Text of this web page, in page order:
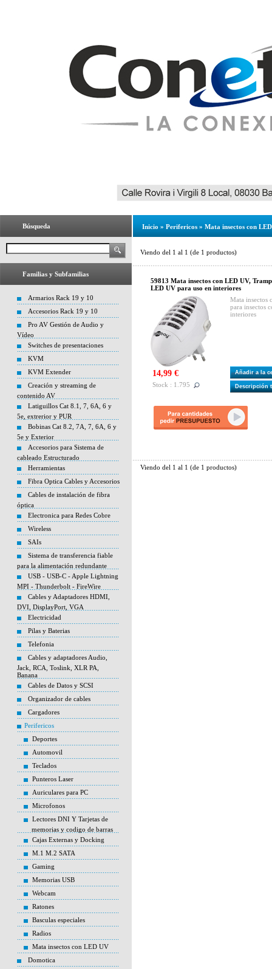
Búsqueda
Familias y Subfamilias
Armarios Rack 19 y 10
Accesorios Rack 19 y 10
Pro AV Gestión de Audio y
Vídeo
Switches de presentaciones
KVM
KVM Extender
Creación y streaming de
contenido AV
Latiguillos Cat 8.1, 7, 6A, 6 y
5e, extrerior y PUR
Bobinas Cat 8.2, 7A, 7, 6A, 6 y
5e y Exterior
Accesorios para Sistema de
cableado Estructurado
Herramientas
Fibra Optica Cables y Accesorios
Cables de instalación de fibra
óptica
Electronica para Redes Cobre
Wireless
SAIs
Sistema de transferencia fiable
para la alimentación redundante
USB - USB-C - Apple Lightning
MPI - Thunderbolt - FireWire
Cables y Adaptadores HDMI,
DVI, DisplayPort, VGA
Electricidad
Pilas y Baterias
Telefonia
Cables y adaptadores Audio,
Jack, RCA, Toslink, XLR PA,
Banana
Cables de Datos y SCSI
Organizador de cables
Cargadores
Perifericos
Deportes
Automovil
Teclados
Punteros Laser
Auriculares para PC
Microfonos
Lectores DNI Y Tarjetas de
memorias y codigo de barras
Cajas Externas y Docking
M.1 M.2 SATA
Gaming
Memorias USB
Webcam
Ratones
Basculas especiales
Radios
Mata insectos con LED UV
Domotica
Inicio » Perifericos » Mata insectos con
Viendo del 1 al 1 (de 1 productos)
59813 Mata insectos con LED UV,
LED UV para uso en interiores
Mata insectos
para insectos
interiores
14,99 €
Stock : 1.795
Añadir a la
Descripción
Viendo del 1 al 1 (de 1 productos)